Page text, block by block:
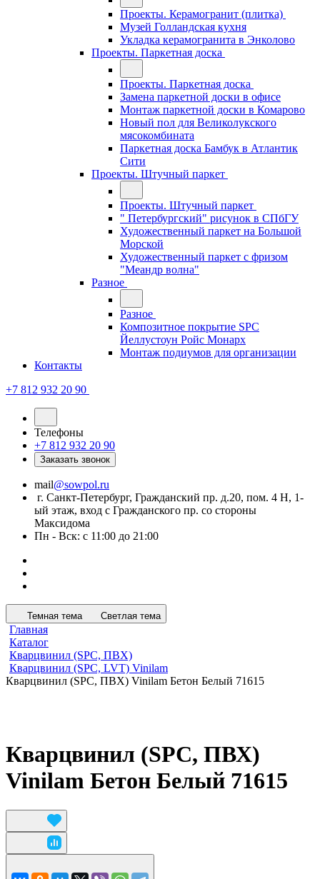
Проекты. Керамогранит (плитка)
Музей Голландская кухня
Укладка керамогранита в Энколово
Проекты. Паркетная доска
Проекты. Паркетная доска
Замена паркетной доски в офисе
Монтаж паркетной доски в Комарово
Новый пол для Великолукского
мясокомбината
Паркетная доска Бамбук в Атлантик
Сити
Проекты. Штучный паркет
Проекты. Штучный паркет
" Петербургский" рисунок в СПбГУ
Художественный паркет на Большой
Морской
Художественный паркет с фризом
"Меандр волна"
Разное
Разное
Композитное покрытие SPC
Йеллустоун Ройс Монарх
Монтаж подиумов для организации
Контакты
+7 812 932 20 90
Телефоны
+7 812 932 20 90
Заказать звонок
mail@sowpol.ru
г. Санкт-Петербург, Гражданский пр. д.20, пом. 4 Н, 1-
ый этаж, вход с Гражданского пр. со стороны
Максидома
Пн - Вск: с 11:00 до 21:00
Темная тема Светлая тема
Главная
Каталог
Кварцвинил (SPC, ПВХ)
Кварцвинил (SPC, LVT) Vinilam
Кварцвинил (SPC, ПВХ) Vinilam Бетон Белый 71615
Кварцвинил (SPC, ПВХ)
Vinilam Бетон Белый 71615